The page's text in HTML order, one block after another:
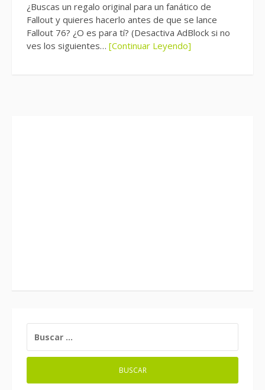
¿Buscas un regalo original para un fanático de
Fallout y quieres hacerlo antes de que se lance
Fallout 76? ¿O es para tí? (Desactiva AdBlock si no
ves los siguientes… [Continuar Leyendo]